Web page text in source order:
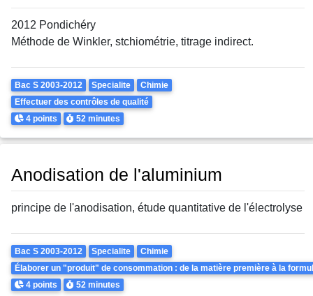
2012 Pondichéry
Méthode de Winkler, stchiométrie, titrage indirect.
Theme
Bac S 2003-2012 Specialite
Chimie
Effectuer des contrôles de qualité
Points
4 points Durée
52 minutes
Anodisation de l'aluminium
principe de l'anodisation, étude quantitative de l'électrolyse
Theme
Bac S 2003-2012 Specialite
Chimie
Élaborer un "produit" de consommation : de la matière première à la
Points
4 points Durée
52 minutes